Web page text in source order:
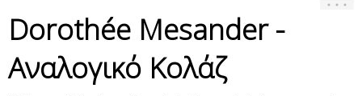
Dorothée Mesander -
Αναλογικό Κολάζ